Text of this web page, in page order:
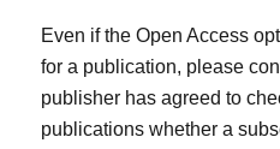
Even if the Open Access
for a publication, please
publisher has agreed to
publications whether a